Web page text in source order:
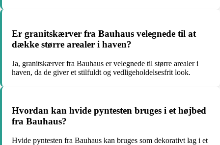
Er granitskærver fra Bauhaus velegnede til at
dække større arealer i haven?
Ja, granitskærver fra Bauhaus er velegnede til større arealer i
haven, da de giver et stilfuldt og vedligeholdelsesfrit look.
Hvordan kan hvide pyntesten bruges i et højbed
fra Bauhaus?
Hvide pyntesten fra Bauhaus kan bruges som dekorativt lag i et